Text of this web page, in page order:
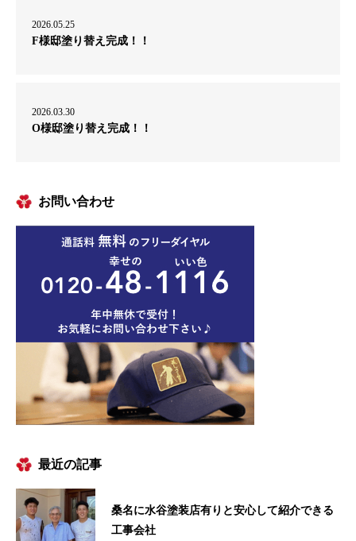
2026.05.25
F様邸塗り替え完成！！
2026.03.30
O様邸塗り替え完成！！
お問い合わせ
最近の記事
桑名に水谷塗装店有りと安心して紹介できる
工事会社